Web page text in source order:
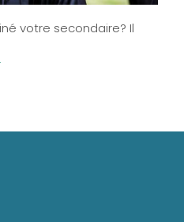
votre secondaire? Il